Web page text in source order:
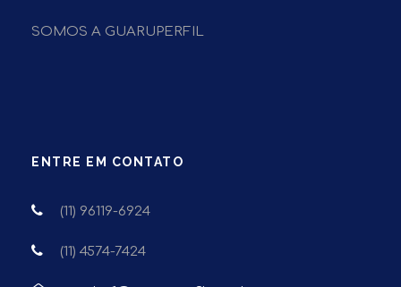
SOMOS A GUARUPERFIL
ENTRE EM CONTATO
(11) 96119-6924
(11) 4574-7424